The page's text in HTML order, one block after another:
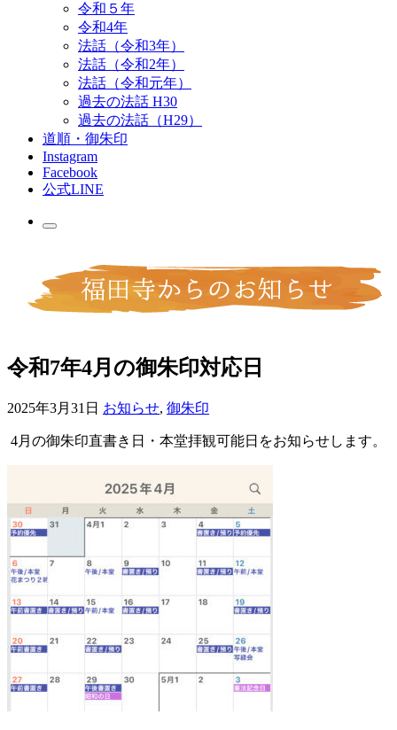
令和５年
令和4年
法話（令和3年）
法話（令和2年）
法話（令和元年）
過去の法話 H30
過去の法話（H29）
道順・御朱印
Instagram
Facebook
公式LINE
令和7年4月の御朱印対応日
2025年3月31日 お知らせ, 御朱印
4月の御朱印直書き日・本堂拝観可能日をお知らせします。